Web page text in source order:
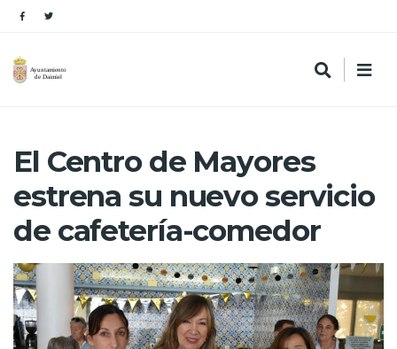
El Centro de Mayores
estrena su nuevo servicio
de cafetería-comedor